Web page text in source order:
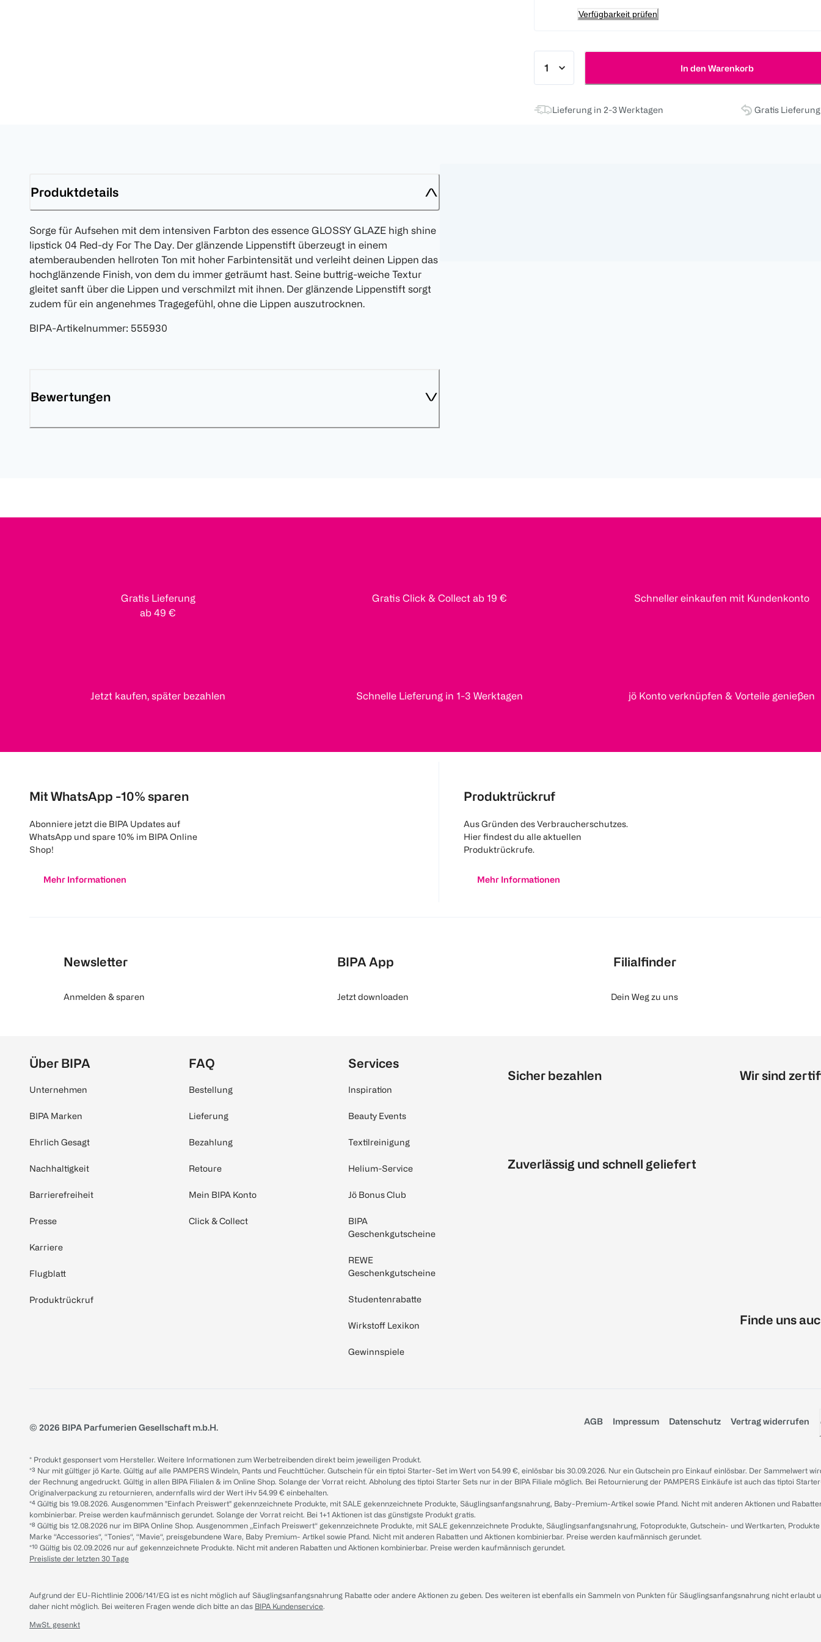
Verfügbarkeit prüfen
In den Warenkorb
Lieferung in 2-3 Werktagen Gratis
Produktdetails
Sorge für Aufsehen mit dem intensiven Farbton des essence GLOSSY GLAZE high shine
lipstick 04 Red-dy For The Day. Der glänzende Lippenstift überzeugt in einem
atemberaubenden hellroten Ton mit hoher Farbintensität und verleiht deinen Lippen das
hochglänzende Finish, von dem du immer geträumt hast. Seine buttrig-weiche Textur
gleitet sanft über die Lippen und verschmilzt mit ihnen. Der glänzende Lippenstift sorgt
zudem für ein angenehmes Tragegefühl, ohne die Lippen auszutrocknen.
BIPA-Artikelnummer: 555930
Bewertungen
Gratis Lieferung
ab 49 €
Gratis Click & Collect ab 19 € Schneller einkaufen mit Kundenkonto
Jetzt kaufen, später bezahlen Schnelle Lieferung in 1-3 Werktagen jö Konto verknüpfen & Vorteile genießen
Mit WhatsApp -10% sparen
Abonniere jetzt die BIPA Updates auf
WhatsApp und spare 10% im BIPA Online
Shop!
Mehr Informationen
Produktrückruf
Aus Gründen des Verbraucherschutzes.
Hier findest du alle aktuellen
Produktrückrufe.
Mehr Informationen
Newsletter
Anmelden & sparen
BIPA App
Jetzt downloaden
Filialfinder
Dein Weg zu uns
Über BIPA
Unternehmen
BIPA Marken
Ehrlich Gesagt
Nachhaltigkeit
Barrierefreiheit
Presse
Karriere
Flugblatt
Produktrückruf
FAQ
Bestellung
Lieferung
Bezahlung
Retoure
Mein BIPA Konto
Click & Collect
Services
Inspiration
Beauty Events
Textilreinigung
Helium-Service
Jö Bonus Club
BIPA
Geschenkgutscheine
REWE
Geschenkgutscheine
Studentenrabatte
Wirkstoff Lexikon
Gewinnspiele
Sicher bezahlen
Zuverlässig und schnell geliefert
Wir sind
Finde uns
© 2026 BIPA Parfumerien Gesellschaft m.b.H.
AGB Impressum Datenschutz Vertrag widerrufen
* Produkt gesponsert vom Hersteller. Weitere Informationen zum Werbetreibenden direkt beim jeweiligen Produkt.
*³ Nur mit gültiger jö Karte. Gültig auf alle PAMPERS Windeln, Pants und Feuchttücher. Gutschein für ein tiptoi Starter-Set im Wert von 54.99 €, einlösbar bis 30.09.2026. Nur ein Gutschein pro Einkauf einlösbar. Der Sammelwert
der Rechnung angedruckt. Gültig in allen BIPA Filialen & im Online Shop. Solange der Vorrat reicht. Abholung des tiptoi Starter Sets nur in der BIPA Filiale möglich. Bei Retournierung der PAMPERS Einkäufe ist auch das tiptoi
Originalverpackung zu retournieren, andernfalls wird der Wert iHv 54.99 € einbehalten.
*⁴ Gültig bis 19.08.2026. Ausgenommen "Einfach Preiswert" gekennzeichnete Produkte, mit SALE gekennzeichnete Produkte, Säuglingsanfangsnahrung, Baby-Premium-Artikel sowie Pfand. Nicht mit anderen Aktionen und
kombinierbar. Preise werden kaufmännisch gerundet. Solange der Vorrat reicht. Bei 1+1 Aktionen ist das günstigste Produkt gratis.
*⁸ Gültig bis 12.08.2026 nur im BIPA Online Shop. Ausgenommen „Einfach Preiswert“ gekennzeichnete Produkte, mit SALE gekennzeichnete Produkte, Säuglingsanfangsnahrung, Fotoprodukte, Gutschein- und Wertkarten,
Marke “Accessories“, “Tonies“, “Mavie“, preisgebundene Ware, Baby Premium- Artikel sowie Pfand. Nicht mit anderen Rabatten und Aktionen kombinierbar. Preise werden kaufmännisch gerundet.
*¹⁰ Gültig bis 02.09.2026 nur auf gekennzeichnete Produkte. Nicht mit anderen Rabatten und Aktionen kombinierbar. Preise werden kaufmännisch gerundet.
Preisliste der letzten 30 Tage
Aufgrund der EU-Richtlinie 2006/141/EG ist es nicht möglich auf Säuglingsanfangsnahrung Rabatte oder andere Aktionen zu geben. Des weiteren ist ebenfalls ein Sammeln von Punkten für Säuglingsanfangsnahrung nicht erlaubt
daher nicht möglich. Bei weiteren Fragen wende dich bitte an das BIPA Kundenservice.
MwSt. gesenkt